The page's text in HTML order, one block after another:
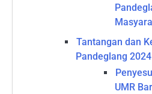
Tantangan dan
Pandeglang 2024
UMR